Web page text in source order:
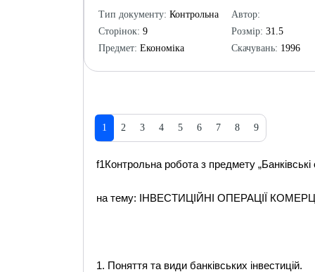
Тип документу: Контрольна
Сторінок: 9
Предмет: Економіка
Автор:
Розмір: 31.5
Скачувань: 1996
1 2 3 4 5 6 7 8 9
f1Контрольна робота з предмету „Банківські
на тему: ІНВЕСТИЦІЙНІ ОПЕРАЦІЇ
1. Поняття та види банківських інвестицій.